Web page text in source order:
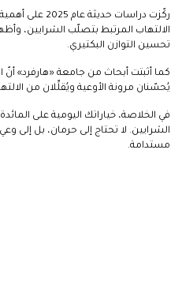
ركّزت دراسات
الالتهاب المرتبط بتصلّب الشرايين،
تحسين التوازن البكتيري.
كما أثبتت أبحاث من جامعة «هارفرد»
يُحسّنان مرونة الأوعية ويُقلِّلان من
في الخلاصة، خياراتك اليومية على
الشرايين. لا تحتاج إلى حرمان، بل إلى
مستدامة.